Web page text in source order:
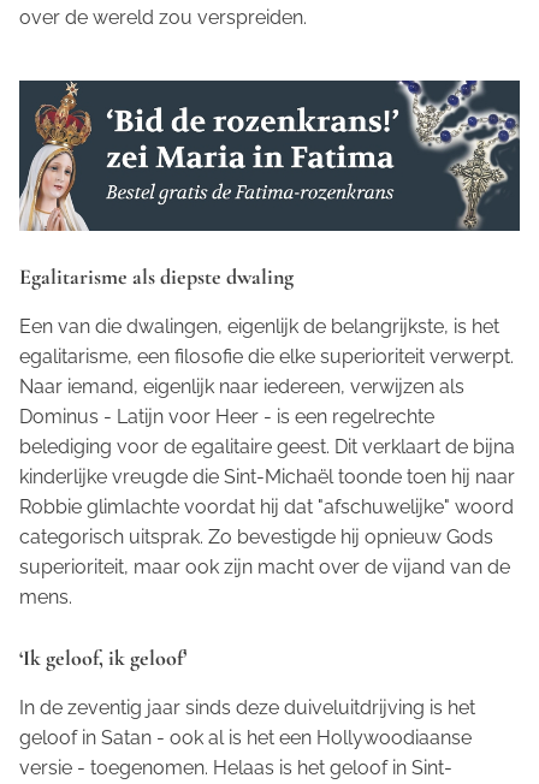
over de wereld zou verspreiden.
Egalitarisme als diepste dwaling
Een van die dwalingen, eigenlijk de belangrijkste, is het
egalitarisme, een filosofie die elke superioriteit verwerpt.
Naar iemand, eigenlijk naar iedereen, verwijzen als
Dominus - Latijn voor Heer - is een regelrechte
belediging voor de egalitaire geest. Dit verklaart de bijna
kinderlijke vreugde die Sint-Michaël toonde toen hij naar
Robbie glimlachte voordat hij dat "afschuwelijke" woord
categorisch uitsprak. Zo bevestigde hij opnieuw Gods
superioriteit, maar ook zijn macht over de vijand van de
mens.
‘Ik geloof, ik geloof’
In de zeventig jaar sinds deze duiveluitdrijving is het
geloof in Satan - ook al is het een Hollywoodiaanse
versie - toegenomen. Helaas is het geloof in Sint-